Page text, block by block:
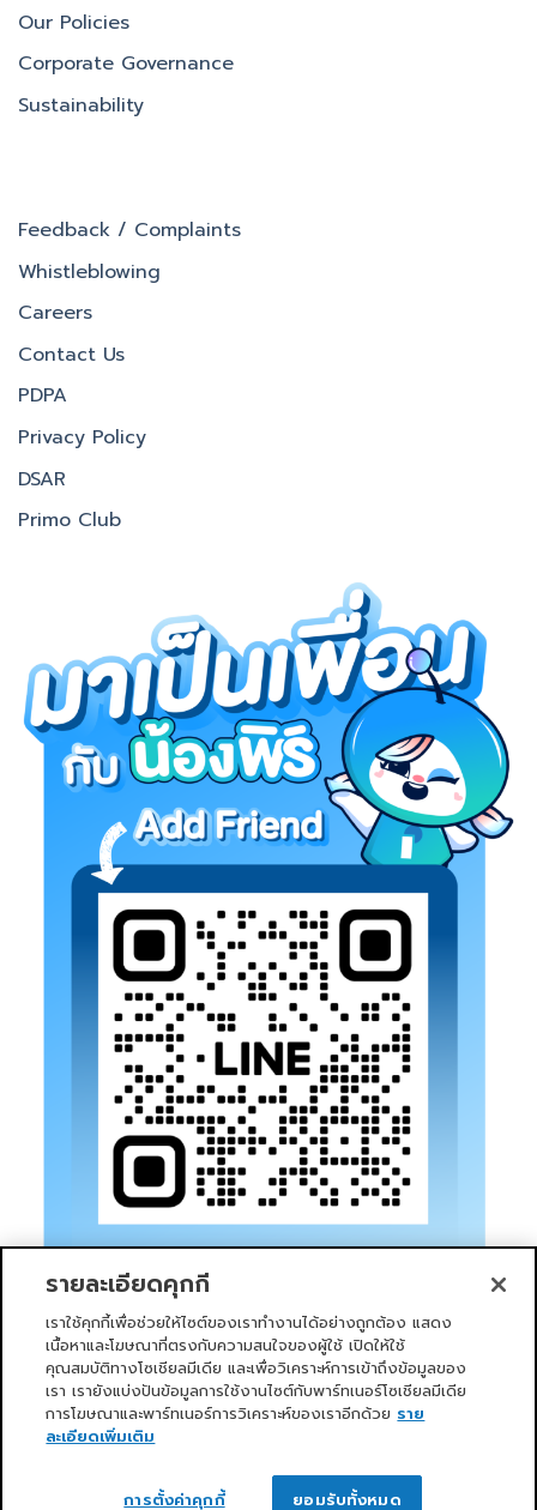
Our Policies
Corporate Governance
Sustainability
Feedback / Complaints
Whistleblowing
Careers
Contact Us
PDPA
Privacy Policy
DSAR
Primo Club
หน้าแรก บริการของเรา ข่าวสารและกิจกรรม PRIMO CLUB
เกี่ยวกับเรา นักลงทุนสัมพันธ์
Copyright 2026 ©
Primo Service Solution Company
รายละเอียดคุกกี้
เราใช้คุกกี้เพื่อช่วยให้ไซต์ของเราทำงานได้อย่างถูกต้อง แสดง
เนื้อหาและโฆษณาที่ตรงกับความสนใจของผู้ใช้ เปิดให้ใช้
คุณสมบัติทางโซเชียลมีเดีย และเพื่อวิเคราะห์การเข้าถึงข้อมูลของ
เรา เรายังแบ่งปันข้อมูลการใช้งานไซต์กับพาร์ทเนอร์โซเชียลมีเดีย
การโฆษณาและพาร์ทเนอร์การวิเคราะห์ของเราอีกด้วย ราย
ละเอียดเพิ่มเติม
การตั้งค่าคุกกี้ ยอมรับทั้งหมด
ติดต่อเรา